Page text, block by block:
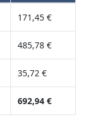
171,45 €
485,78 €
35,72 €
692,94 €